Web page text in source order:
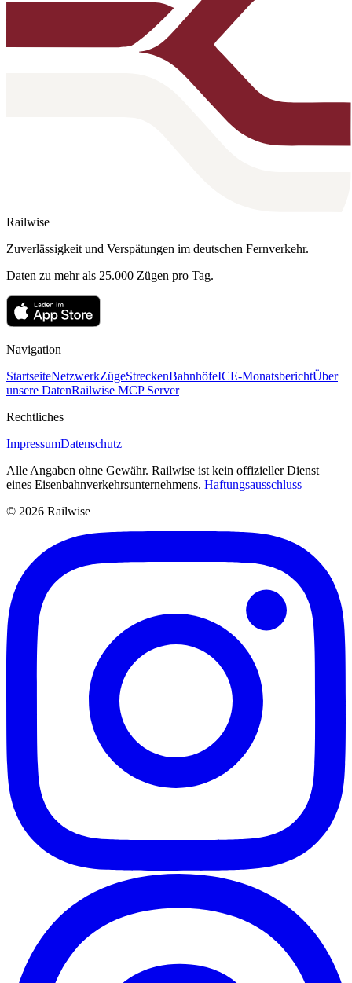
Railwise
Zuverlässigkeit und Verspätungen im deutschen Fernverkehr.
Daten zu mehr als 25.000 Zügen pro Tag.
Navigation
StartseiteNetzwerkZügeStreckenBahnhöfeICE-MonatsberichtÜber
unsere DatenRailwise MCP Server
Rechtliches
ImpressumDatenschutz
Alle Angaben ohne Gewähr. Railwise ist kein offizieller Dienst
eines Eisenbahnverkehrsunternehmens. Haftungsausschluss
© 2026 Railwise